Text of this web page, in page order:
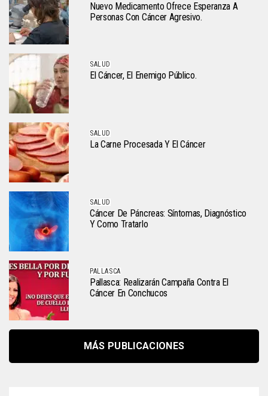
Nuevo Medicamento Ofrece Esperanza A
Personas Con Cáncer Agresivo.
SALUD
El Cáncer, El Enemigo Público.
SALUD
La Carne Procesada Y El Cáncer
SALUD
Cáncer De Páncreas: Síntomas, Diagnóstico
Y Como Tratarlo
PALLASCA
Pallasca: Realizarán Campaña Contra El
Cáncer En Conchucos
MÁS PUBLICACIONES